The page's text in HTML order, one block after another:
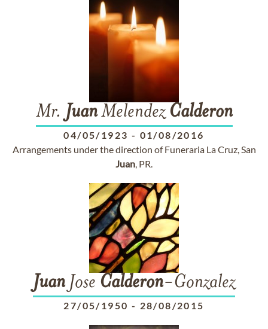
Mr. JuanMelendezCalderon
04/05/1923 - 01/08/2016
Arrangements under the direction of Funeraria La Cruz, San
Juan, PR.
Juan Jose Calderon-Gonzalez
27/05/1950 - 28/08/2015